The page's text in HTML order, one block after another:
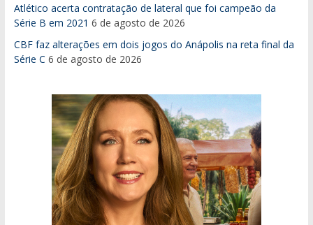
Atlético acerta contratação de lateral que foi campeão da
Série B em 2021 6 de agosto de 2026
CBF faz alterações em dois jogos do Anápolis na reta final da
Série C 6 de agosto de 2026